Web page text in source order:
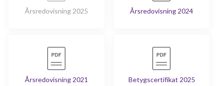
Årsredovisning 2025 Årsredovisning 2024
Årsredovisning 2021 Betygscertifikat 2025